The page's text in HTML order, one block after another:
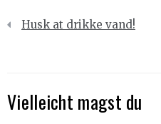
Indlægsnavigation
Husk at drikke vand!
Vielleicht magst du